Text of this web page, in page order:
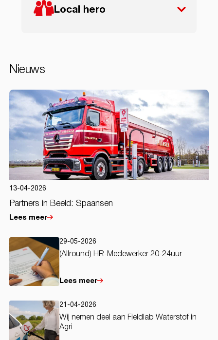
Local hero
Nieuws
13-04-2026
Partners in Beeld: Spaansen
Lees meer
29-05-2026
(Allround) HR-Medewerker 20-24uur
Lees meer
21-04-2026
Wij nemen deel aan Fieldlab Waterstof in
Agri